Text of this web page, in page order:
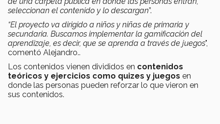
seleccionan el contenido y lo descargan”.
“El proyecto va dirigido a niños y niñas de primaria y
secundaria. Buscamos implementar la gamificación del
aprendizaje, es decir, que se aprenda a través de juegos",
comentó Alejandro..
Los contenidos vienen divididos en contenidos
teóricos y ejercicios como quizes y juegos en
donde las personas pueden reforzar lo que vieron en
sus contenidos.